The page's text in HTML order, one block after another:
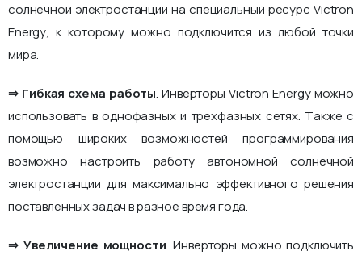
солнечной электростанции на специальный ресурс Victron
Energy, к которому можно подключится из любой точки
мира.
⇒ Гибкая схема работы. Инверторы Victron Energy можно
использовать в однофазных и трехфазных сетях. Также с
помощью широких возможностей программирования
возможно настроить работу автономной солнечной
электростанции для максимально эффективного решения
поставленных задач в разное время года.
⇒ Увеличение мощности. Инверторы можно подключить